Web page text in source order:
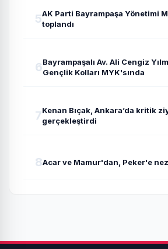
5AK Parti Bayrampaşa Yönetimi
toplandı
6Bayrampaşalı Av. Ali Cengiz
Gençlik Kolları MYK'sında
7Kenan Bıçak, Ankara’da kritik
gerçekleştirdi
8Acar ve Mamur'dan, Peker'e